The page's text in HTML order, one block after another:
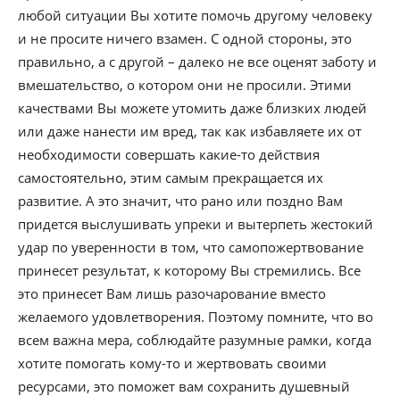
любой ситуации Вы хотите помочь другому человеку
и не просите ничего взамен. С одной стороны, это
правильно, а с другой – далеко не все оценят заботу и
вмешательство, о котором они не просили. Этими
качествами Вы можете утомить даже близких людей
или даже нанести им вред, так как избавляете их от
необходимости совершать какие-то действия
самостоятельно, этим самым прекращается их
развитие. А это значит, что рано или поздно Вам
придется выслушивать упреки и вытерпеть жестокий
удар по уверенности в том, что самопожертвование
принесет результат, к которому Вы стремились. Все
это принесет Вам лишь разочарование вместо
желаемого удовлетворения. Поэтому помните, что во
всем важна мера, соблюдайте разумные рамки, когда
хотите помогать кому-то и жертвовать своими
ресурсами, это поможет вам сохранить душевный